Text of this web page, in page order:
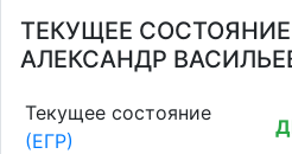
ТЕКУЩЕЕ
АЛЕКСАНДР
Текущее состояние
(ЕГР)